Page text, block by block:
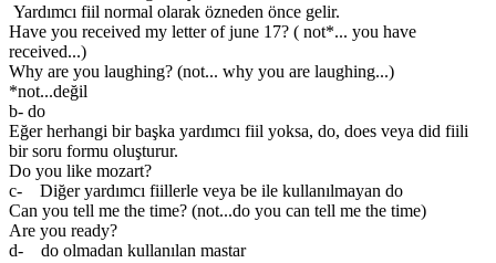
Yardımcı fiil normal olarak özneden önce gelir.
Have you received my letter of june 17? ( not*... you have
received...)
Why are you laughing? (not... why you are laughing...)
*not...değil
b- do
Eğer herhangi bir başka yardımcı fiil yoksa, do, does veya did fiili
bir soru formu oluşturur.
Do you like mozart?
c- Diğer yardımcı fiillerle veya be ile kullanılmayan do
Can you tell me the time? (not...do you can tell me the time)
Are you ready?
d- do olmadan kullanılan mastar